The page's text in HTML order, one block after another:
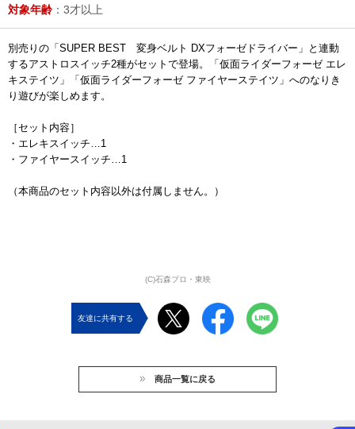
対象年齢 ：3才以上
別売りの「SUPER BEST 変身ベルト DXフォーゼドライバー」と連動
するアストロスイッチ2種がセットで登場。「仮面ライダーフォーゼ エレ
キステイツ」「仮面ライダーフォーゼ ファイヤーステイツ」へのなりき
り遊びが楽しめます。
［セット内容］
・エレキスイッチ…1
・ファイヤースイッチ…1
（本商品のセット内容以外は付属しません。）
(C)石森プロ・東映
友達に共有する
商品一覧に戻る